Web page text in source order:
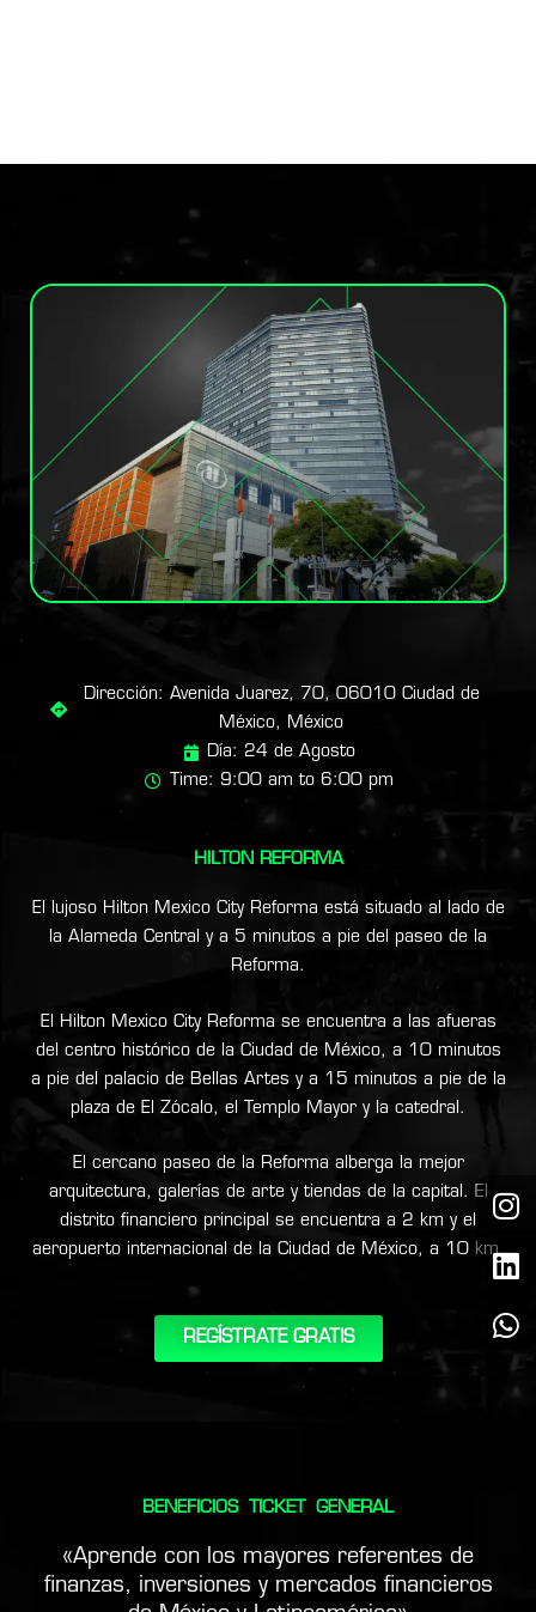
HILTON REFORMA
El lujoso Hilton Mexico City Reforma está situado al lado de
la Alameda Central y a 5 minutos a pie del paseo de la
Reforma.
El Hilton Mexico City Reforma se encuentra a las afueras
del centro histórico de la Ciudad de México, a 10 minutos
a pie del palacio de Bellas Artes y a 15 minutos a pie de la
plaza de El Zócalo, el Templo Mayor y la catedral.
El cercano paseo de la Reforma alberga la mejor
arquitectura, galerías de arte y tiendas de la capital. El
distrito financiero principal se encuentra a 2 km y el
aeropuerto internacional de la Ciudad de México, a 10 km.
REGÍSTRATE GRATIS
Dirección: Avenida Juarez, 70, 06010 Ciudad de
México, México
Día: 24 de Agosto
Time: 9:00 am to 6:00 pm
BENEFICIOS TICKET GENERAL
«Aprende con los mayores referentes de
finanzas, inversiones y mercados financieros
I
n
s
t
a
g
a
L
i
n
k
e
d
n
W
h
a
t
s
a
p